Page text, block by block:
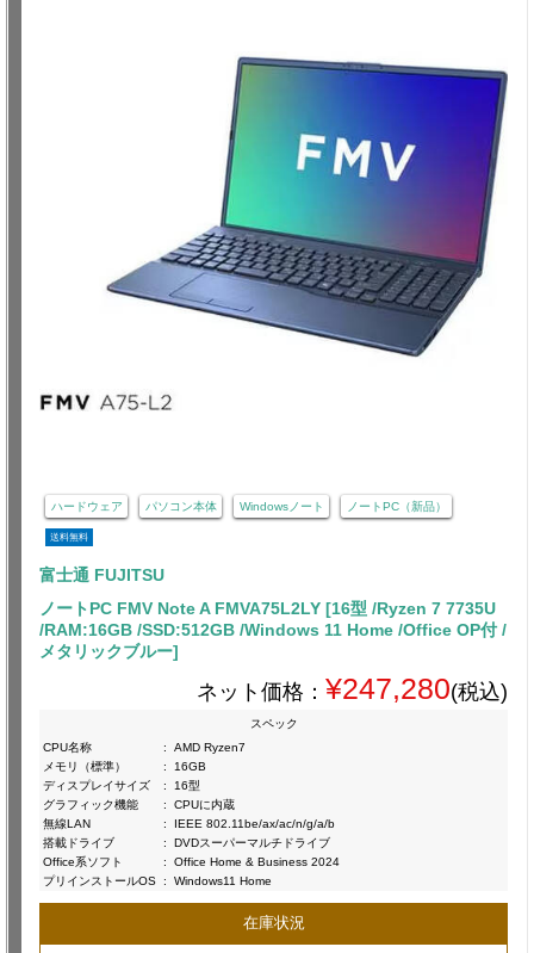
ハードウェア パソコン本体 Windowsノート ノートPC（新品）
送料無料
富士通 FUJITSU
ノートPC FMV Note A FMVA75L2LY [16型 /Ryzen 7 7735U
/RAM:16GB /SSD:512GB /Windows 11 Home /Office OP付 /
メタリックブルー]
ネット価格： ¥247,280(税込)
スペック
CPU名称
:
AMD Ryzen7
メモリ（標準）
:
16GB
ディスプレイサイズ
:
16型
グラフィック機能
:
CPUに内蔵
無線LAN
:
IEEE 802.11be/ax/ac/n/g/a/b
搭載ドライブ
:
DVDスーパーマルチドライブ
Office系ソフト
:
Office Home & Business 2024
プリインストールOS : Windows11 Home
在庫状況